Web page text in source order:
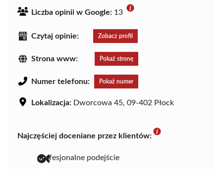
Liczba opinii w Google: 13
Czytaj opinie: Zobacz profil
Strona www: Pokaż stronę
Numer telefonu: Pokaż numer
Lokalizacja: Dworcowa 45, 09-402 Płock
Najczęściej doceniane przez klientów:
profesjonalne podejście